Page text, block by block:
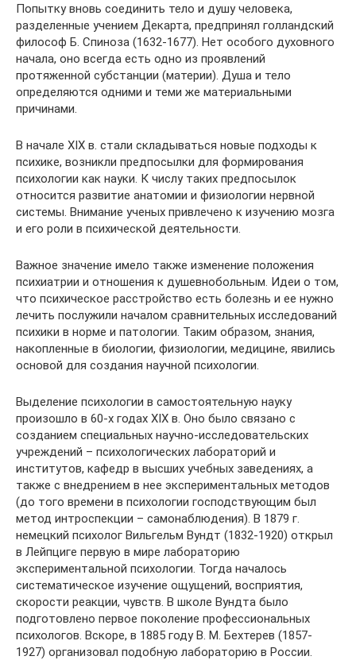
Попытку вновь соединить тело и душу человека,
разделенные учением Декарта, предпринял голландский
философ Б. Спиноза (1632-1677). Нет особого духовного
начала, оно всегда есть одно из проявлений
протяженной субстанции (материи). Душа и тело
определяются одними и теми же материальными
причинами.
В начале ХIХ в. стали складываться новые подходы к
психике, возникли предпосылки для формирования
психологии как науки. К числу таких предпосылок
относится развитие анатомии и физиологии нервной
системы. Внимание ученых привлечено к изучению мозга
и его роли в психической деятельности.
Важное значение имело также изменение положения
психиатрии и отношения к душевнобольным. Идеи о том,
что психическое расстройство есть болезнь и ее нужно
лечить послужили началом сравнительных исследований
психики в норме и патологии. Таким образом, знания,
накопленные в биологии, физиологии, медицине, явились
основой для создания научной психологии.
Выделение психологии в самостоятельную науку
произошло в 60-х годах XIX в. Оно было связано с
созданием специальных научно-исследовательских
учреждений – психологических лабораторий и
институтов, кафедр в высших учебных заведениях, а
также с внедрением в нее экспериментальных методов
(до того времени в психологии господствующим был
метод интроспекции – самонаблюдения). В 1879 г.
немецкий психолог Вильгельм Вундт (1832-1920) открыл
в Лейпциге первую в мире лабораторию
экспериментальной психологии. Тогда началось
систематическое изучение ощущений, восприятия,
скорости реакции, чувств. В школе Вундта было
подготовлено первое поколение профессиональных
психологов. Вскоре, в 1885 году В. М. Бехтерев (1857-
1927) организовал подобную лабораторию в России.